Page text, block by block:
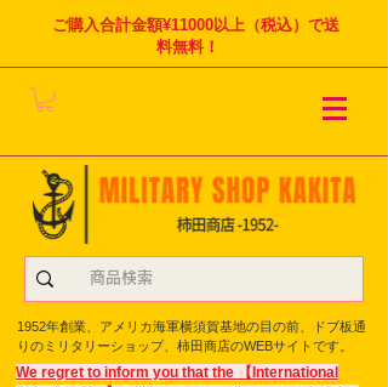
ご購入合計金額¥11000以上（税込）で送
料無料！
1952年創業、アメリカ海軍横須賀基地の目の前、ドブ板通
りのミリタリーショップ、柿田商店のWEBサイトです。
We regret to inform you that the 【International